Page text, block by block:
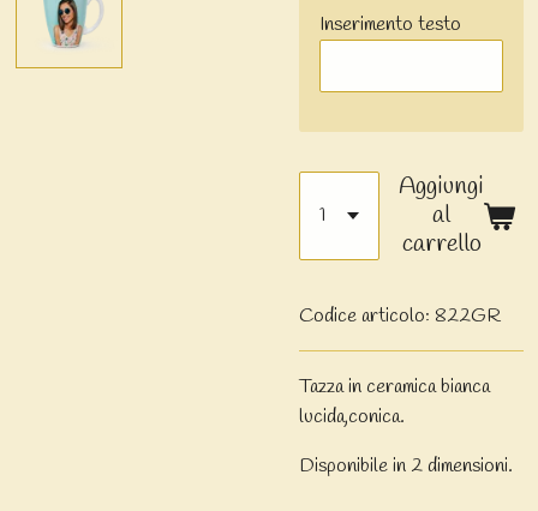
Inserimento testo
Aggiungi
al
carrello
Codice articolo: 822GR
Tazza in ceramica bianca
lucida,conica.
Disponibile in 2 dimensioni.